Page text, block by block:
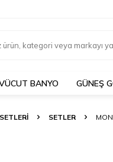
BANYO GÜNEŞ
SETLER